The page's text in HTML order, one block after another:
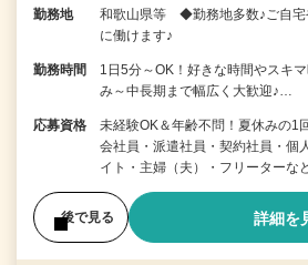
勤務地
和歌山県等 ◆勤務地多数♪ご自宅
に働けます♪
勤務時間
1日5分～OK！好きな時間やスキ
み～中長期まで幅広く大歓迎♪…
応募資格
未経験OK＆年齢不問！夏休みの1
会社員・派遣社員・契約社員・個
イト・主婦（夫）・フリーターな
後で見る 詳細を